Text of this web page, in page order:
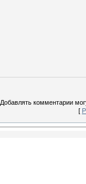
Добавлять комментарии
[